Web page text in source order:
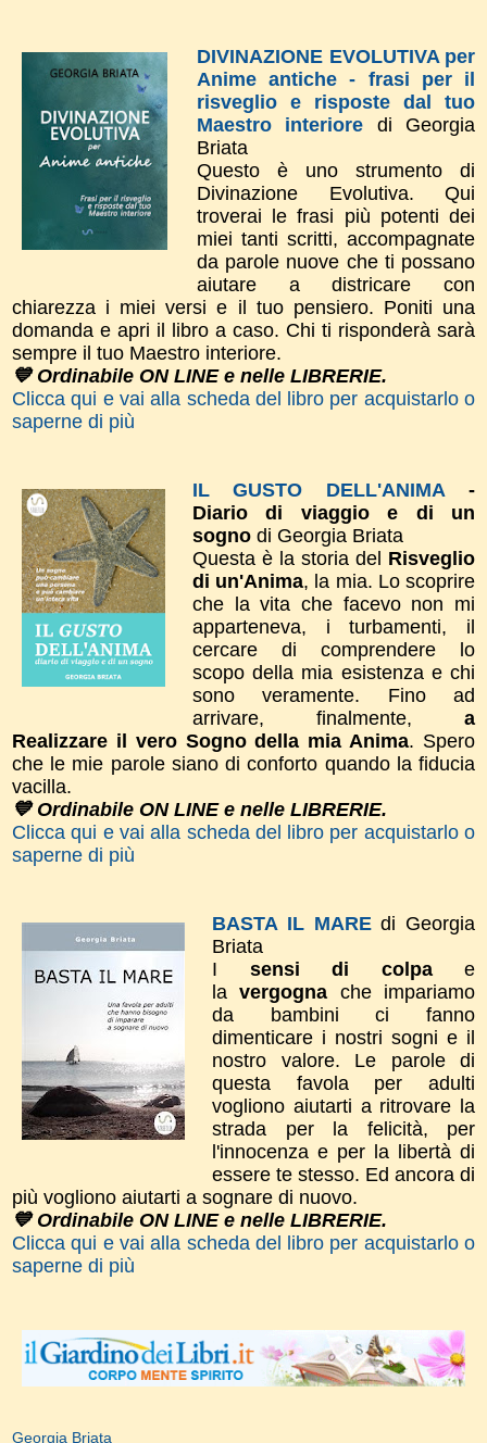
DIVINAZIONE EVOLUTIVA per
Anime antiche - frasi per il
risveglio e risposte dal tuo
Maestro interiore di Georgia
Briata
Questo è uno strumento di
Divinazione Evolutiva. Qui
troverai le frasi più potenti dei
miei tanti scritti, accompagnate
da parole nuove che ti possano
aiutare a districare con
chiarezza i miei versi e il tuo pensiero. Poniti una
domanda e apri il libro a caso. Chi ti risponderà sarà
sempre il tuo Maestro interiore.
💙 Ordinabile ON LINE e nelle LIBRERIE.
Clicca qui e vai alla scheda del libro per acquistarlo o
saperne di più
IL GUSTO DELL'ANIMA -
Diario di viaggio e di un
sogno di Georgia Briata
Questa è la storia del Risveglio
di un'Anima, la mia. Lo scoprire
che la vita che facevo non mi
apparteneva, i turbamenti, il
cercare di comprendere lo
scopo della mia esistenza e chi
sono veramente. Fino ad
arrivare, finalmente, a
Realizzare il vero Sogno della mia Anima. Spero
che le mie parole siano di conforto quando la fiducia
vacilla.
💙 Ordinabile ON LINE e nelle LIBRERIE.
Clicca qui e vai alla scheda del libro per acquistarlo o
saperne di più
BASTA IL MAREdi Georgia
Briata
I sensi di colpae
lavergogna che impariamo
da bambini ci fanno
dimenticare i nostri sogni e il
nostro valore. Le parole di
questa favola per adulti
vogliono aiutarti a ritrovare la
strada per la felicità, per
l'innocenza e per la libertà di
essere te stesso. Ed ancora di
più vogliono aiutarti a sognare di nuovo.
💙 Ordinabile ON LINE e nelle LIBRERIE.
Clicca qui e vai alla scheda del libro per acquistarlo o
saperne di più
Georgia Briata